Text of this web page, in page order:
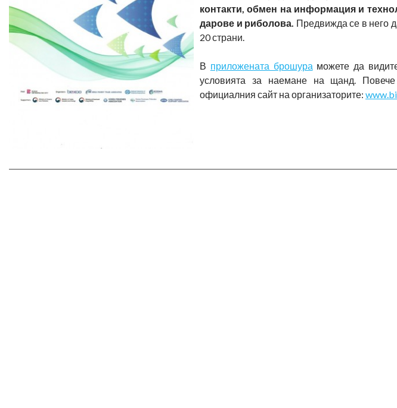
контакти, обмен на информация и
дарове и риболова. Предвижда се в него
20 страни.
В приложената брошура можете да
условията за наемане на щанд.
официалния сайт на организаторите: